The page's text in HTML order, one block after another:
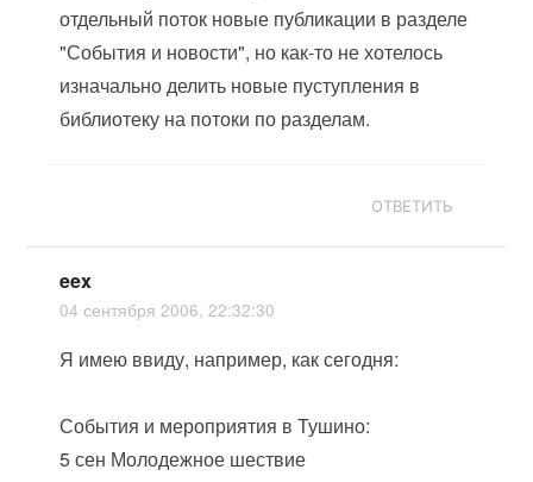
отдельный поток новые публикации в разделе
"События и новости", но как-то не хотелось
изначально делить новые пуступления в
библиотеку на потоки по разделам.
ОТВЕТИТЬ
eex
04 сентября 2006, 22:32:30
Я имею ввиду, например, как сегодня:
События и мероприятия в Тушино:
5 сен Молодежное шествие